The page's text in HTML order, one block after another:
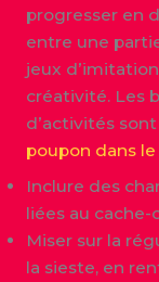
progresser en
entre une
jeux
créativité. Les
d’activités
poupon dans
Inclure des
liées au
Miser sur la
la sieste, en